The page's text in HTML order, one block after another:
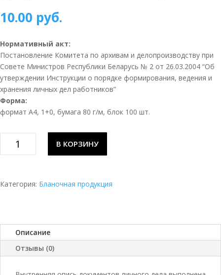
10.00 руб.
Нормативный акт:
Постановление Комитета по архивам и делопроизводству при
Совете Министров Республики Беларусь № 2 от 26.03.2004 “Об
утверждении Инструкции о порядке формирования, ведения и
хранения личных дел работников”
Форма:
формат А4, 1+0, бумага 80 г/м, блок 100 шт.
товара
документов
В КОРЗИНУ
Категория: Бланочная продукция
Описание
Отзывы (0)